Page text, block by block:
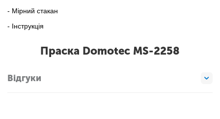
- Мірний стакан
- Інструкція
Праска Domotec MS-2258
Відгуки